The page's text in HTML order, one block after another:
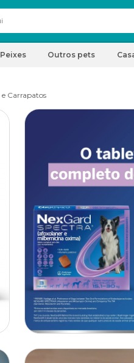
Peixes Outros pets
Carrapatos